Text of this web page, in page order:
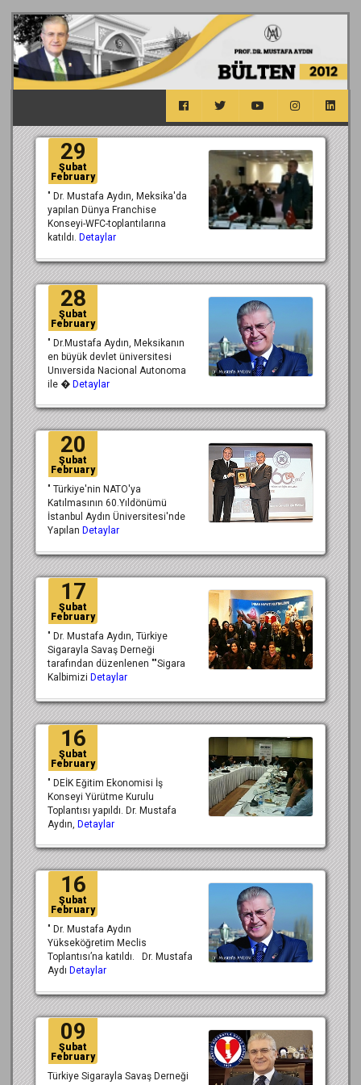
29
Şubat
February
" Dr. Mustafa Aydın, Meksika'da
yapılan Dünya Franchise
Konseyi-WFC-toplantılarına
katıldı. Detaylar
28
Şubat
February
" Dr.Mustafa Aydın, Meksikanın
en büyük devlet üniversitesi
Unıversida Nacional Autonoma
ile � Detaylar
20
Şubat
February
" Türkiye'nin NATO'ya
Katılmasının 60.Yıldönümü
İstanbul Aydın Üniversitesi'nde
Yapılan Detaylar
17
Şubat
February
" Dr. Mustafa Aydın, Türkiye
Sigarayla Savaş Derneği
tarafından düzenlenen ""Sigara
Kalbimizi Detaylar
16
Şubat
February
" DEİK Eğitim Ekonomisi İş
Konseyi Yürütme Kurulu
Toplantısı yapıldı. Dr. Mustafa
Aydın, Detaylar
16
Şubat
February
" Dr. Mustafa Aydın
Yükseköğretim Meclis
Toplantısı’na katıldı. Dr. Mustafa
Aydı Detaylar
09
Şubat
February
Türkiye Sigarayla Savaş Derneği